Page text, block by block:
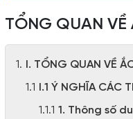
TỔNG QUAN
I. TỔNG QUAN VỀ
I.1 Ý NGHĨA CÁC
1. Thông số